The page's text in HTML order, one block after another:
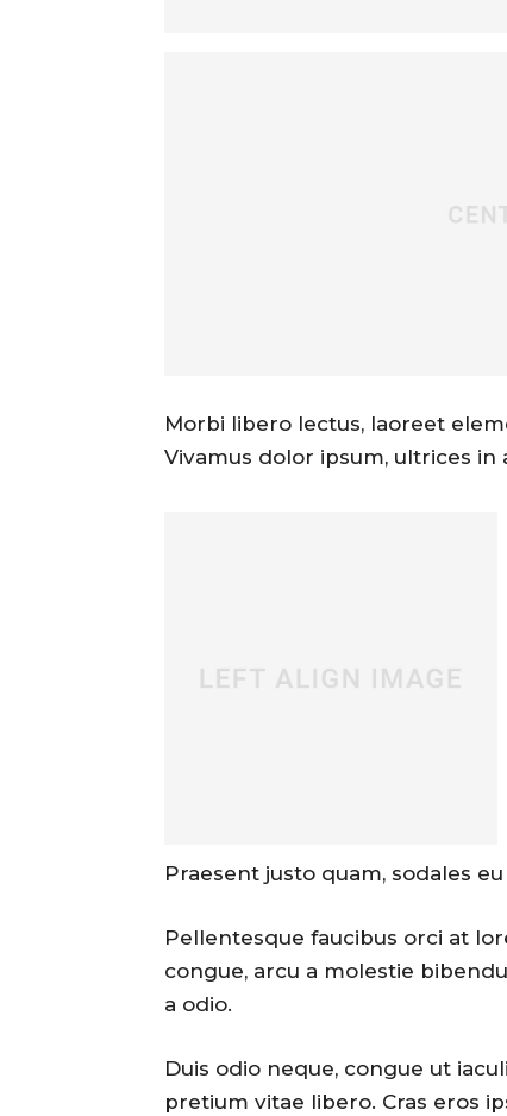
Morbi libero lectus, laoreet
Vivamus dolor ipsum, ultrices in
Praesent justo quam, sodales
Pellentesque faucibus orci at
congue, arcu a molestie
a odio.
Duis odio neque, congue ut
pretium vitae libero. Cras eros